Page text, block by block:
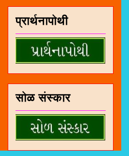
प्रार्थनापोथी
सोळ संस्कार